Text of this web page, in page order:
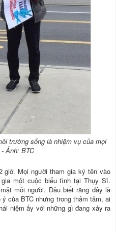
trường sống là nhiệm vụ của mọi
Ảnh: BTC
giờ. Mọi người tham gia ký tên vào
một cuộc biểu tình tại Thụy Sĩ.
mỗi người. Dẫu biết rằng đây là
của BTC nhưng trong thâm tâm, ai
niệm ấy với những gì đang xảy ra